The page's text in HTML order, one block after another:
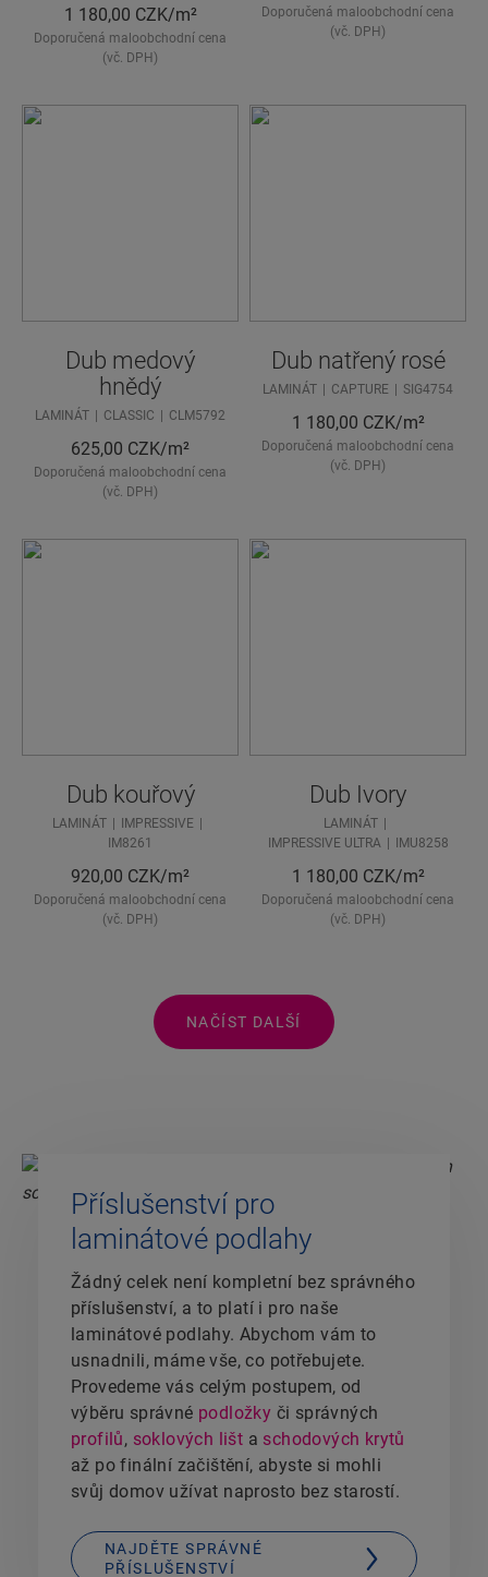
1 180,00 CZK/m²
Doporučená maloobchodní cena
(vč. DPH)
Doporučená maloobchodní cena
(vč. DPH)
Dub medový
hnědý
LAMINÁT CLASSIC CLM5792
625,00 CZK/m²
Doporučená maloobchodní cena
(vč. DPH)
Dub natřený rosé
LAMINÁT CAPTURE SIG4754
1 180,00 CZK/m²
Doporučená maloobchodní cena
(vč. DPH)
Dub kouřový
LAMINÁT
IMPRESSIVE
IM8261
920,00 CZK/m²
Doporučená maloobchodní cena
(vč. DPH)
Dub Ivory
LAMINÁT
IMPRESSIVE ULTRA
IMU8258
1 180,00 CZK/m²
Doporučená maloobchodní cena
(vč. DPH)
NAČÍST DALŠÍ
Příslušenství pro
laminátové podlahy
Žádný celek není kompletní bez správného
příslušenství, a to platí i pro naše
laminátové podlahy. Abychom vám to
usnadnili, máme vše, co potřebujete.
Provedeme vás celým postupem, od
výběru správné podložky či správných
profilů, soklových lišt a schodových krytů
až po finální začištění, abyste si mohli
svůj domov užívat naprosto bez starostí.
NAJDĚTE SPRÁVNÉ
PŘÍSLUŠENSTVÍ